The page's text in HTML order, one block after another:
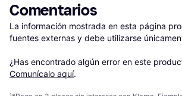
Comentarios
La información mostrada en esta página
fuentes externas y debe utilizarse
¿Has encontrado algún error en este
Comunícalo aquí.